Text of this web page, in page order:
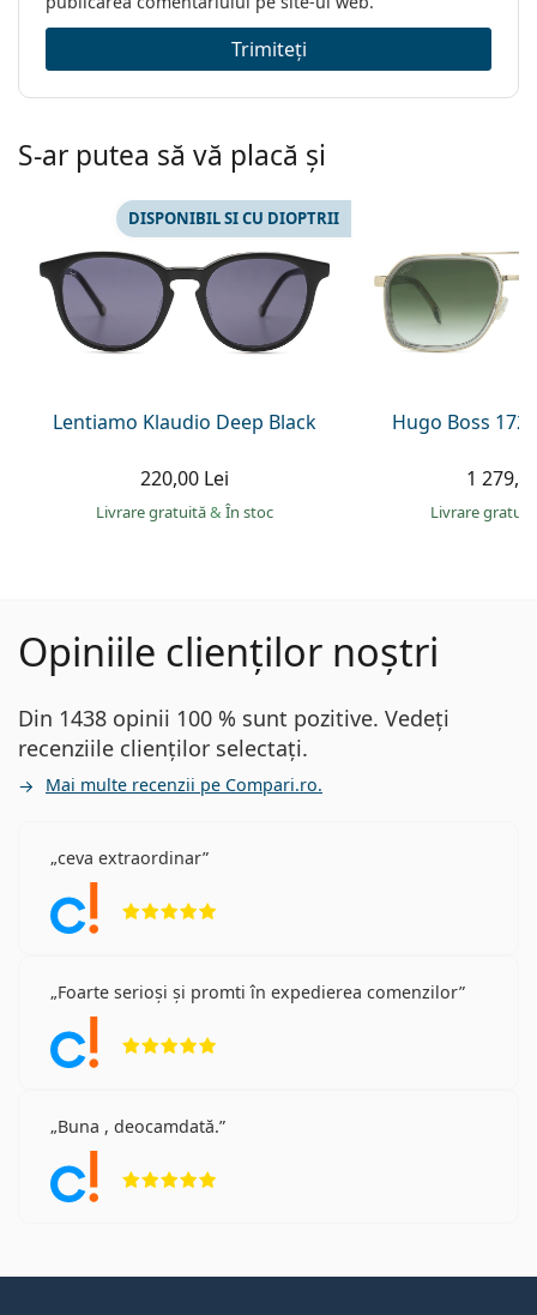
Trimiteți
S-ar putea să vă placă și
Lentiamo Klaudio Deep Black
DISPONIBIL SI CU DIOPTRII
220,00 Lei
Livrare gratuită& În stoc
Hugo Boss
1
Livrare
Opiniile clienților noștri
Din 1438 opinii 100 % sunt pozitive. Vedeți
recenziile clienților selectați.
Mai multe recenzii pe Compari.ro.
ceva extraordinar
Foarte serioși și promti în expedierea comenzilor
Buna , deocamdată.